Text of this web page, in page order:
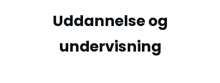
Uddannelse og
undervisning